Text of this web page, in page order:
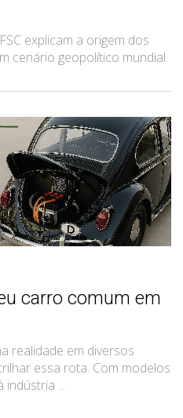
explicam a origem dos
cenário geopolítico mundial.
carro comum em
realidade em diversos
essa rota. Com modelos
...